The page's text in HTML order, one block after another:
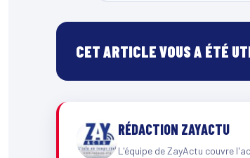
CET ARTICLE VOUS A ÉTÉ
RÉDACTION ZAYACTU
L'équipe de ZayActu couvre